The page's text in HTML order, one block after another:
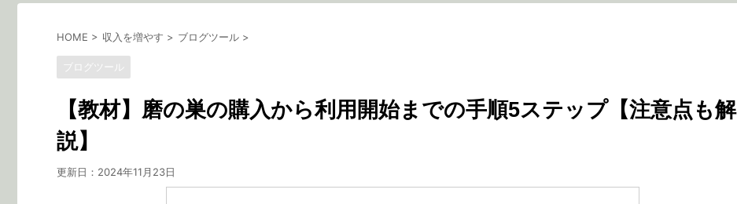
HOME > 収入を増やす > ブログツール >
ブログツール
【教材】磨の巣の購入から利用開始までの手順5ステップ【注意点も解
説】
更新日： 2024年11月23日